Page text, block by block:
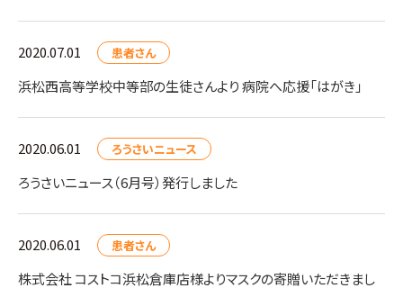
2020.07.01 患者さん
浜松西高等学校中等部の生徒さんより 病院へ応援「はがき」
2020.06.01 ろうさいニュース
ろうさいニュース（6月号）発行しました
2020.06.01 患者さん
株式会社 コストコ浜松倉庫店様よりマスクの寄贈いただきまし